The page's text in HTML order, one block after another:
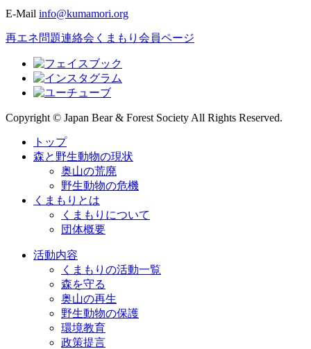
E-Mail info@kumamori.org
再エネ問題連絡会 くまもり会員ページ
Copyright © Japan Bear & Forest Society All Rights Reserved.
トップ
森と野生動物の現状
奥山の荒廃
野生動物の危機
くまもりとは
くまもりについて
団体概要
活動内容
くまもりの活動一覧
森を守る
奥山の再生
野生動物の保護
環境教育
政策提言